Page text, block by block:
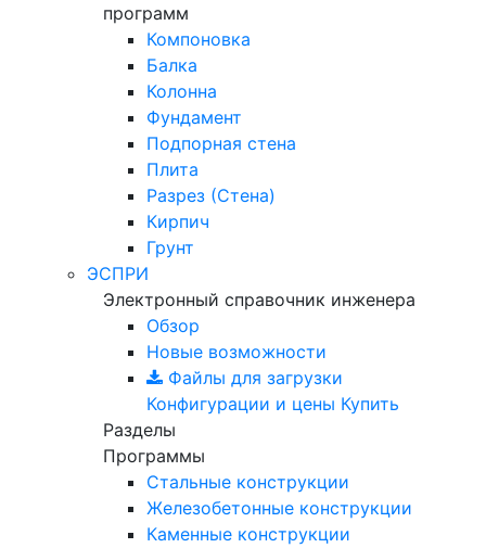
программ
Компоновка
Балка
Колонна
Фундамент
Подпорная стена
Плита
Разрез (Стена)
Кирпич
Грунт
ЭСПРИ
Электронный справочник инженера
Обзор
Новые возможности
Файлы для загрузки
Конфигурации и цены Купить
Разделы
Программы
Стальные конструкции
Железобетонные конструкции
Каменные конструкции